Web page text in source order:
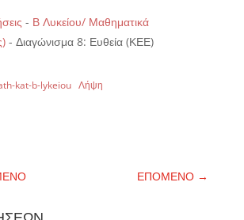
- Β Λυκείου/ Μαθηματικά
- Διαγώνισμα 8: Ευθεία (ΚΕΕ)
kat-b-lykeiou Λήψη
ΕΠΟΜΕΝΟ →